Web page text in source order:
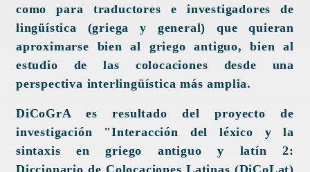
como para traductores e investigadores de
lingüística (griega y general) que quieran
aproximarse bien al griego antiguo, bien al
estudio de las colocaciones desde una
perspectiva interlingüística más amplia.
DiCoGrA es resultado del proyecto de
investigación "Interacción del léxico y la
sintaxis en griego antiguo y latín 2:
Diccionario de Colocaciones Latinas (DiCoLat)